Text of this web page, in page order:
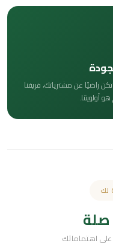
راضيًا عن مشترياتك، فريقنا
لك
صلة
على اهتماماتك